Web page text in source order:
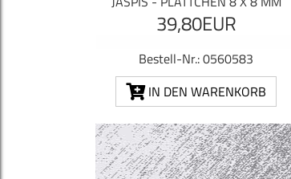
39,80EUR
Bestell-Nr.: 0560583
IN DEN WARENKORB